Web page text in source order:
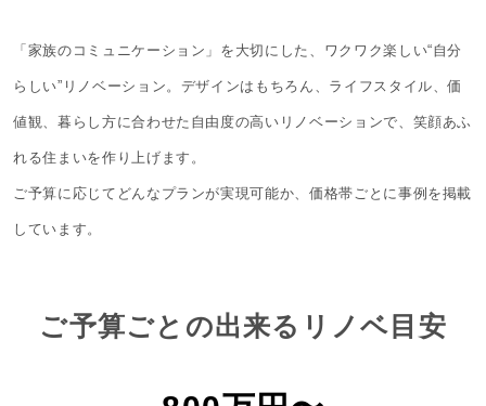
「家族のコミュニケーション」を大切にした、ワクワク楽しい“自分
らしい”リノベーション。デザインはもちろん、ライフスタイル、価
値観、暮らし方に合わせた自由度の高いリノベーションで、笑顔あふ
れる住まいを作り上げます。
ご予算に応じてどんなプランが実現可能か、価格帯ごとに事例を掲載
しています。
ご予算ごとの出来るリノベ目安